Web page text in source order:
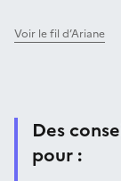
Voir le fil d’Ariane
Des
pour :